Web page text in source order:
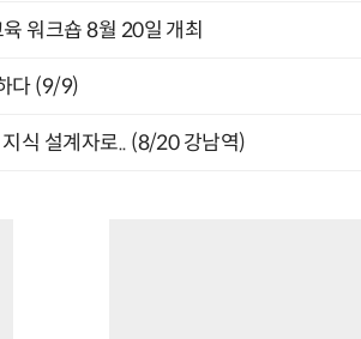
워크숍 8월 20일 개최
다 (9/9)
식 설계자로.. (8/20 강남역)